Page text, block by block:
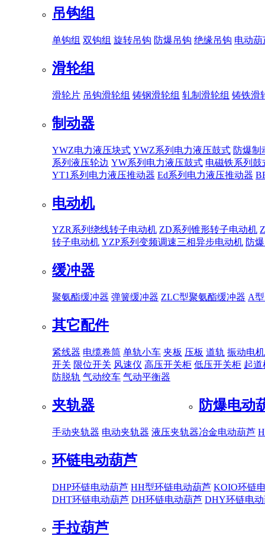
吊钩组
单钩组 双钩组 旋转吊钩 防爆吊钩 绝缘吊钩 电动
滑轮组
滑轮片 吊钩滑轮组 铸钢滑轮组 轧制滑轮组 铸铁滑
制动器
YWZ电力液压块式 YWZ系列电力液压鼓式 防爆制
系列液压轮边 YW系列电力液压鼓式 电磁铁系列鼓
YT1系列电力液压推动器 Ed系列电力液压推动器
电动机
YZR系列绕线转子电动机 ZD系列锥形转子电动机
转子电动机 YZP系列变频调速三相异步电动机 防
缓冲器
聚氨酯缓冲器 弹簧缓冲器 ZLC型聚氨酯缓冲器 A
其它配件
紧线器 电缆卷筒 单轨小车 夹板 压板 道轨 振动电机
开关 限位开关 风速仪 高压开关柜 低压开关柜 起道
防脱轨 气动绞车 气动平衡器
夹轨器
手动夹轨器 电动夹轨器 液压夹轨器
防爆电动
冶金电动葫芦
环链电动葫芦
DHP环链电动葫芦 HH型环链电动葫芦 KOIO环链
DHT环链电动葫芦 DH环链电动葫芦 DHY环链电
手拉葫芦